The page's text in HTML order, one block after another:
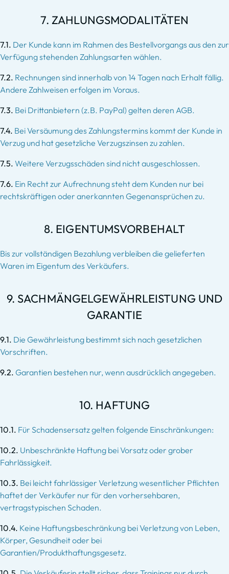
7. ZAHLUNGSMODALITÄTEN
7.1. Der Kunde kann im Rahmen des Bestellvorgangs aus den zur
Verfügung stehenden Zahlungsarten wählen.
7.2. Rechnungen sind innerhalb von 14 Tagen nach Erhalt fällig.
Andere Zahlweisen erfolgen im Voraus.
7.3. Bei Drittanbietern (z.B. PayPal) gelten deren AGB.
7.4. Bei Versäumung des Zahlungstermins kommt der Kunde in
Verzug und hat gesetzliche Verzugszinsen zu zahlen.
7.5. Weitere Verzugsschäden sind nicht ausgeschlossen.
7.6. Ein Recht zur Aufrechnung steht dem Kunden nur bei
rechtskräftigen oder anerkannten Gegenansprüchen zu.
8. EIGENTUMSVORBEHALT
Bis zur vollständigen Bezahlung verbleiben die gelieferten
Waren im Eigentum des Verkäufers.
9. SACHMÄNGELGEWÄHRLEISTUNG UND
GARANTIE
9.1. Die Gewährleistung bestimmt sich nach gesetzlichen
Vorschriften.
9.2. Garantien bestehen nur, wenn ausdrücklich angegeben.
10. HAFTUNG
10.1. Für Schadensersatz gelten folgende Einschränkungen:
10.2. Unbeschränkte Haftung bei Vorsatz oder grober
Fahrlässigkeit.
10.3. Bei leicht fahrlässiger Verletzung wesentlicher Pflichten
haftet der Verkäufer nur für den vorhersehbaren,
vertragstypischen Schaden.
10.4. Keine Haftungsbeschränkung bei Verletzung von Leben,
Körper, Gesundheit oder bei
Garantien/Produkthaftungsgesetz.